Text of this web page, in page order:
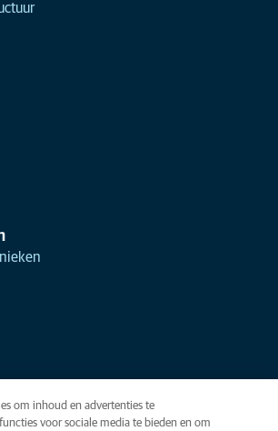
om inhoud en advertenties te
voor sociale media te bieden en om